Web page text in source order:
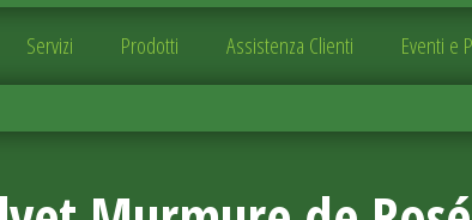
Servizi Prodotti Assistenza Clienti Eventi e